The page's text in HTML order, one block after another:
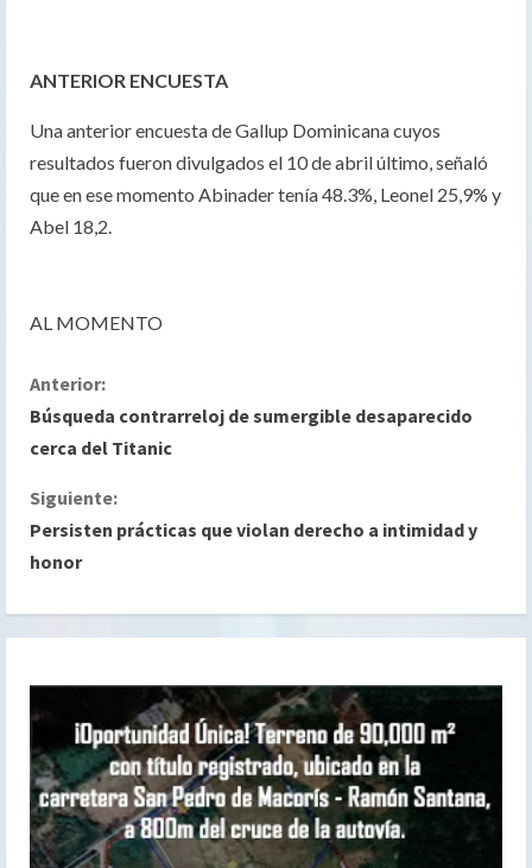
ANTERIOR ENCUESTA
Una anterior encuesta de Gallup Dominicana cuyos
resultados fueron divulgados el 10 de abril último, señaló
que en ese momento Abinader tenía 48.3%, Leonel 25,9% y
Abel 18,2.
AL MOMENTO
S
i
g
u
l
e
y
e
n
Anterior:
Búsqueda contrarreloj de sumergible desaparecido
cerca del Titanic
Siguiente:
Persisten prácticas que violan derecho a intimidad y
honor